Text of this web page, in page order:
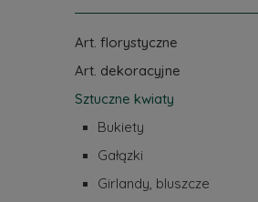
Art. florystyczne
Art. dekoracyjne
Sztuczne kwiaty
Bukiety
Gałązki
Girlandy, bluszcze